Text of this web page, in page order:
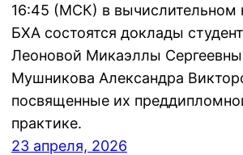
16:45 (МСК) в вычислительном
БХА состоятся доклады
Леоновой Микаэллы
Мушникова Александра
посвященные их
практике.
23 апреля, 2026